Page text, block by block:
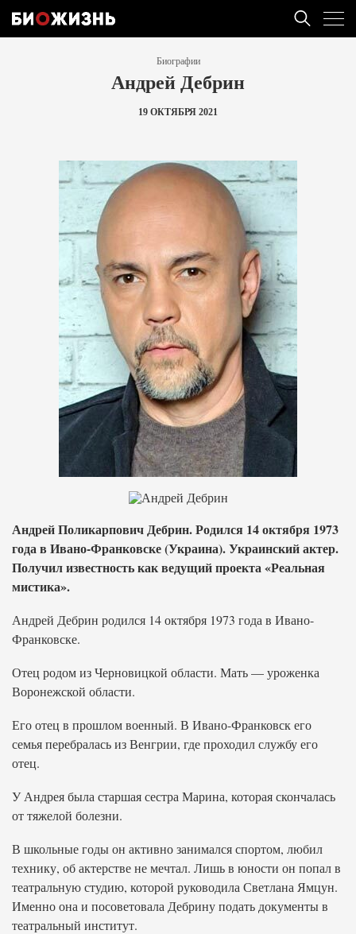
Биографии
Андрей Дебрин
19 ОКТЯБРЯ 2021
Андрей Поликарпович Дебрин. Родился 14 октября 1973
года в Ивано-Франковске (Украина). Украинский актер.
Получил известность как ведущий проекта «Реальная
мистика».
Андрей Дебрин родился 14 октября 1973 года в Ивано-
Франковске.
Отец родом из Черновицкой области. Мать — уроженка
Воронежской области.
Его отец в прошлом военный. В Ивано-Франковск его
семья перебралась из Венгрии, где проходил службу его
отец.
У Андрея была старшая сестра Марина, которая скончалась
от тяжелой болезни.
В школьные годы он активно занимался спортом, любил
технику, об актерстве не мечтал. Лишь в юности он попал в
театральную студию, которой руководила Светлана Ямцун.
Именно она и посоветовала Дебрину подать документы в
театральный институт.